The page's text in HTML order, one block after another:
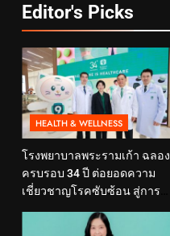
Editor's Picks
HEALTH & WELLNESS
โรงพยาบาลพระรามเก้า ฉลอง
ครบรอบ 34 ปี ต่อยอดความ
เชี่ยวชาญโรคซับซ้อน สู่การ
โจทย์ไลฟ์สไตล์ ภายใต้แนวคิด